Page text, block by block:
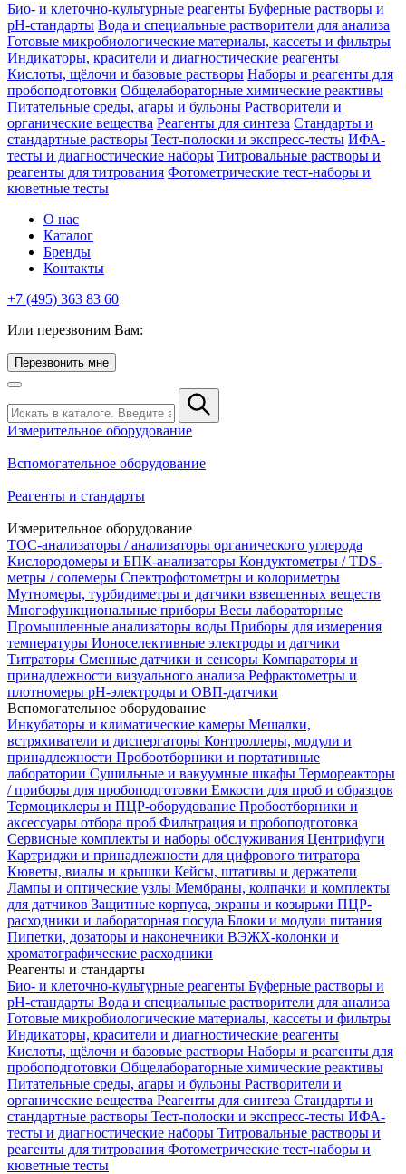
Био- и клеточно-культурные реагенты Буферные растворы и
pH-стандарты Вода и специальные растворители для анализа
Готовые микробиологические материалы, кассеты и фильтры
Индикаторы, красители и диагностические реагенты
Кислоты, щёлочи и базовые растворы Наборы и реагенты для
пробоподготовки Общелабораторные химические реактивы
Питательные среды, агары и бульоны Растворители и
органические вещества Реагенты для синтеза Стандарты и
стандартные растворы Тест-полоски и экспресс-тесты ИФА-
тесты и диагностические наборы Титровальные растворы и
реагенты для титрования Фотометрические тест-наборы и
кюветные тесты
О нас
Каталог
Бренды
Контакты
+7 (495) 363 83 60
Или перезвоним Вам:
Перезвонить мне
Измерительное оборудование
Вспомогательное оборудование
Реагенты и стандарты
Измерительное оборудование
TOC-анализаторы / анализаторы органического углерода
Кислородомеры и БПК-анализаторы Кондуктометры / TDS-
метры / солемеры Спектрофотометры и колориметры
Мутномеры, турбидиметры и датчики взвешенных веществ
Многофункциональные приборы Весы лабораторные
Промышленные анализаторы воды Приборы для измерения
температуры Ионоселективные электроды и датчики
Титраторы Сменные датчики и сенсоры Компараторы и
принадлежности визуального анализа Рефрактометры и
плотномеры pH-электроды и ОВП-датчики
Вспомогательное оборудование
Инкубаторы и климатические камеры Мешалки,
встряхиватели и диспергаторы Контроллеры, модули и
принадлежности Пробоотборники и портативные
лаборатории Сушильные и вакуумные шкафы Термореакторы
/ приборы для пробоподготовки Емкости для проб и образцов
Термоциклеры и ПЦР-оборудование Пробоотборники и
аксессуары отбора проб Фильтрация и пробоподготовка
Сервисные комплекты и наборы обслуживания Центрифуги
Картриджи и принадлежности для цифрового титратора
Кюветы, виалы и крышки Кейсы, штативы и держатели
Лампы и оптические узлы Мембраны, колпачки и комплекты
для датчиков Защитные корпуса, экраны и козырьки ПЦР-
расходники и лабораторная посуда Блоки и модули питания
Пипетки, дозаторы и наконечники ВЭЖХ-колонки и
хроматографические расходники
Реагенты и стандарты
Био- и клеточно-культурные реагенты Буферные растворы и
pH-стандарты Вода и специальные растворители для анализа
Готовые микробиологические материалы, кассеты и фильтры
Индикаторы, красители и диагностические реагенты
Кислоты, щёлочи и базовые растворы Наборы и реагенты для
пробоподготовки Общелабораторные химические реактивы
Питательные среды, агары и бульоны Растворители и
органические вещества Реагенты для синтеза Стандарты и
стандартные растворы Тест-полоски и экспресс-тесты ИФА-
тесты и диагностические наборы Титровальные растворы и
реагенты для титрования Фотометрические тест-наборы и
кюветные тесты